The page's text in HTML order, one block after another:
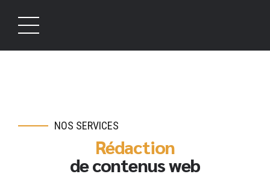
NOS SERVICES
Rédaction
de contenus web